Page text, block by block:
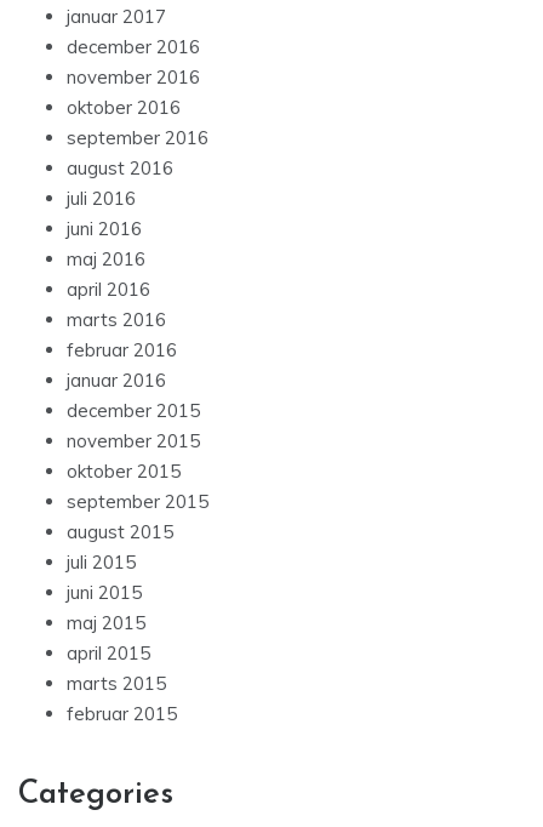
januar 2017
december 2016
november 2016
oktober 2016
september 2016
august 2016
juli 2016
juni 2016
maj 2016
april 2016
marts 2016
februar 2016
januar 2016
december 2015
november 2015
oktober 2015
september 2015
august 2015
juli 2015
juni 2015
maj 2015
april 2015
marts 2015
februar 2015
Categories